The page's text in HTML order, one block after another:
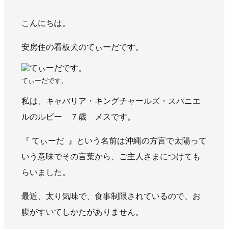
社長挨拶 企業情報 沿革
スタッフ紹介
大型工事施工事例
採用情報
協力会社募集
こんにちは。
安房住の看板犬のてぃーだです。
てぃーだです。
私は、キャバリア・キングチャールズ・スパニエ
ルのルビー ７歳 メスです。
『 てぃーだ 』という名前は沖縄の方言で太陽って
いう意味でその言葉から、ご主人さまにつけても
らいました。
最近、太り気味で、食事制限されているので、お
腹がすいてしかたがありません。